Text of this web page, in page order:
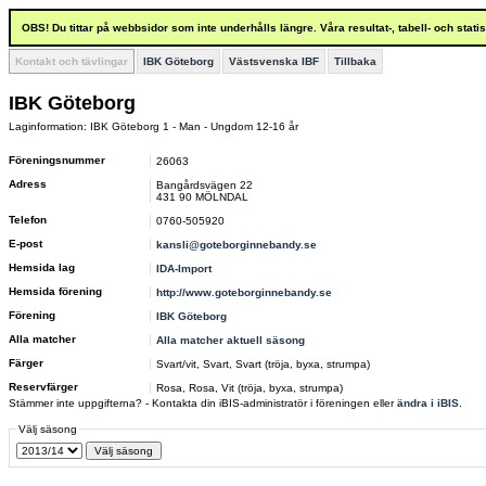
OBS! Du tittar på webbsidor som inte underhålls längre. Våra resultat-, tabell- och
Kontakt och tävlingar IBK Göteborg Västsvenska IBF Tillbaka
IBK Göteborg
Laginformation: IBK Göteborg 1 - Man - Ungdom 12-16 år
Föreningsnummer
26063
Adress
Bangårdsvägen 22
431 90 MÖLNDAL
Telefon
0760-505920
E-post
kansli@goteborginnebandy.se
Hemsida lag
IDA-Import
Hemsida förening
http://www.goteborginnebandy.se
Förening
IBK Göteborg
Alla matcher
Alla matcher aktuell säsong
Färger
Svart/vit, Svart, Svart (tröja, byxa, strumpa)
Reservfärger
Rosa, Rosa, Vit (tröja, byxa, strumpa)
Stämmer inte uppgifterna? - Kontakta din iBIS-administratör i föreningen ellerändra i iBIS
Välj säsong